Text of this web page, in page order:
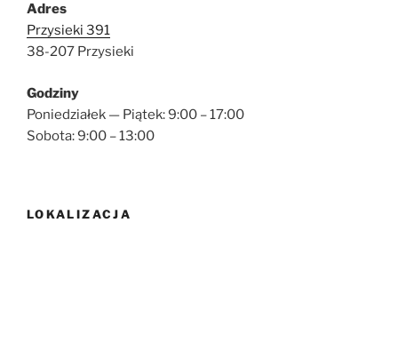
Adres
Przysieki 391
38-207 Przysieki
Godziny
Poniedziałek — Piątek: 9:00 – 17:00
Sobota: 9:00 – 13:00
LOKALIZACJA